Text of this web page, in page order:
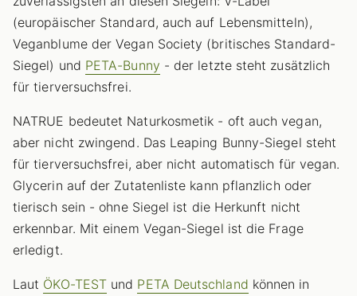
(europäischer Standard, auch auf Lebensmitteln),
Veganblume der Vegan Society (britisches Standard-
Siegel) und PETA-Bunny - der letzte steht zusätzlich
für tierversuchsfrei.
NATRUE bedeutet Naturkosmetik - oft auch vegan,
aber nicht zwingend. Das Leaping Bunny-Siegel steht
für tierversuchsfrei, aber nicht automatisch für vegan.
Glycerin auf der Zutatenliste kann pflanzlich oder
tierisch sein - ohne Siegel ist die Herkunft nicht
erkennbar. Mit einem Vegan-Siegel ist die Frage
erledigt.
Laut ÖKO-TEST und PETA Deutschland können in